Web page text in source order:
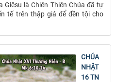
Giêsu là Chiên Thiên Chúa đã tự
tế trên thập giá để đền tội cho
CHÚA
NHẬT
16 TN